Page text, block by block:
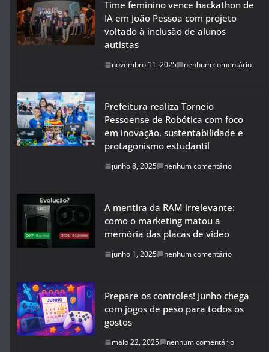
Time feminino vence hackathon de
IA em João Pessoa com projeto
voltado à inclusão de alunos
autistas
novembro 11, 2025 nenhum comentário
Prefeitura realiza Torneio
Pessoense de Robótica com foco
em inovação, sustentabilidade e
protagonismo estudantil
junho 8, 2025 nenhum comentário
A mentira da RAM irrelevante:
como o marketing matou a
memória das placas de vídeo
junho 1, 2025 nenhum comentário
Prepare os controles! Junho chega
com jogos de peso para todos os
gostos
maio 22, 2025 nenhum comentário